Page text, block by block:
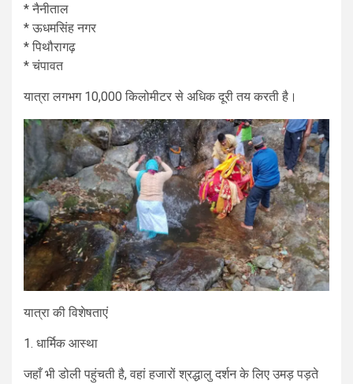
* नैनीताल
* ऊधमसिंह नगर
* पिथौरागढ़
* चंपावत
यात्रा लगभग 10,000 किलोमीटर से अधिक दूरी तय करती है।
यात्रा की विशेषताएं
1. धार्मिक आस्था
जहाँ भी डोली पहुंचती है, वहां हजारों श्रद्धालु दर्शन के लिए उमड़ पड़ते